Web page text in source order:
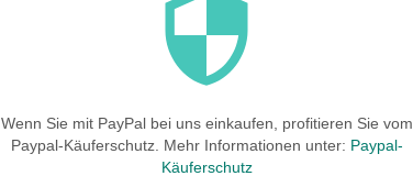
Wenn Sie mit PayPal bei uns einkaufen, profitieren Sie vom
Paypal-Käuferschutz. Mehr Informationen unter: Paypal-
Käuferschutz